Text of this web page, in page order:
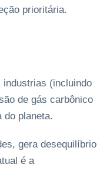
prioritária.
(incluindo
de gás carbônico
do planeta.
gera desequilíbrio
é a